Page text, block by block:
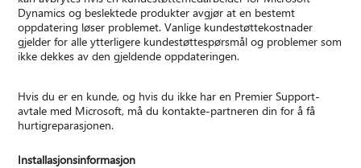
Dynamics og beslektede produkter avgjør at en bestemt
oppdatering løser problemet. Vanlige kundestøttekostnader
gjelder for alle ytterligere kundestøttespørsmål og problemer som
ikke dekkes av den gjeldende oppdateringen.
Hvis du er en kunde, og hvis du ikke har en Premier Support-
avtale med Microsoft, må du kontakte-partneren din for å få
hurtigreparasjonen.
Installasjonsinformasjon